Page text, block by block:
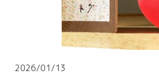
2026/01/13